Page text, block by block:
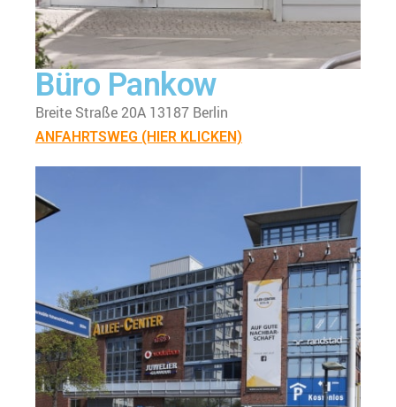
Büro Pankow
Breite Straße 20A 13187 Berlin
ANFAHRTSWEG (HIER KLICKEN)